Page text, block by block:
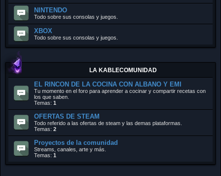
NINTENDO
Todo sobre sus consolas y juegos.
XBOX
Todo sobre sus consolas y juegos.
LA KABLECOMUNIDAD
EL RINCON DE LA COCINA CON ALBANO Y EMI
Tu momento en el foro para aprender a cocinar y compartir recetas con
los que saben.
Temas: 1
OFERTAS DE STEAM
Todo referido a las ofertas de steam y las demas plataformas.
Temas: 2
Proyectos de la comunidad
Streams, canales, arte y más.
Temas: 1